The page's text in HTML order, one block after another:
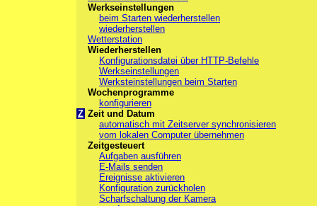
Werkseinstellungen
beim Starten wiederherstellen
wiederherstellen
Wetterstation
Wiederherstellen
Konfigurationsdatei über HTTP-Befehle
Werkseinstellungen
Werksteinstellungen beim Starten
Wochenprogramme
konfigurieren
Z Zeit und Datum
automatisch mit Zeitserver synchronisieren
vom lokalen Computer übernehmen
Zeitgesteuert
Aufgaben ausführen
E-Mails senden
Ereignisse aktivieren
Konfiguration zurückholen
Scharfschaltung der Kamera